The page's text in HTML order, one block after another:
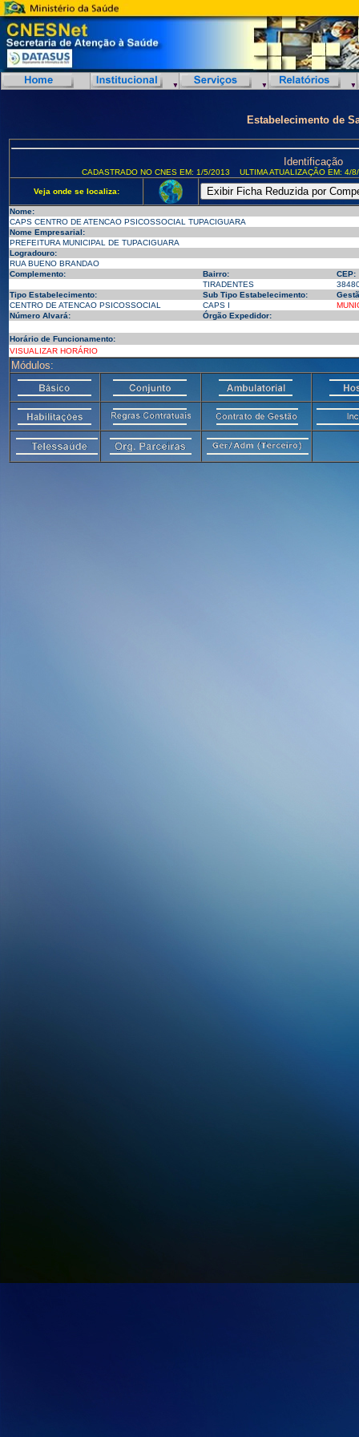
Estabelecimento de
Identificação
CADASTRADO NO CNES EM: 1/5/2013 ULTIMA ATUALIZAÇÃO EM:
Veja onde se localiza:
Nome:
CAPS CENTRO DE ATENCAO PSICOSSOCIAL TUPACIGUARA
Nome Empresarial:
PREFEITURA MUNICIPAL DE TUPACIGUARA
Logradouro:
RUA BUENO BRANDAO
Complemento:
Bairro:
CEP:
TIRADENTES
Tipo Estabelecimento:
Sub Tipo Estabelecimento:
CENTRO DE ATENCAO PSICOSSOCIAL
CAPS I
Número Alvará:
Órgão Expedidor:
Horário de Funcionamento:
VISUALIZAR HORÁRIO
Módulos: